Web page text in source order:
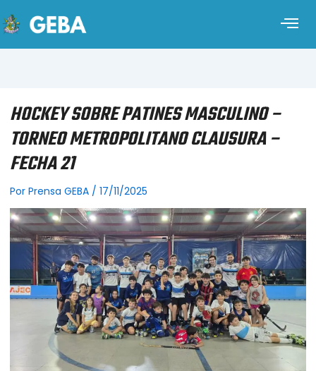
HOCKEY SOBRE PATINES MASCULINO –
TORNEO METROPOLITANO CLAUSURA –
FECHA 21
Por Prensa GEBA / 17/11/2025